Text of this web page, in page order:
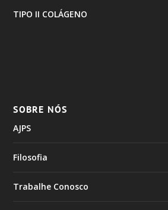
TIPO II COLÁGENO
SOBRE NÓS
AJPS
Filosofia
Trabalhe Conosco